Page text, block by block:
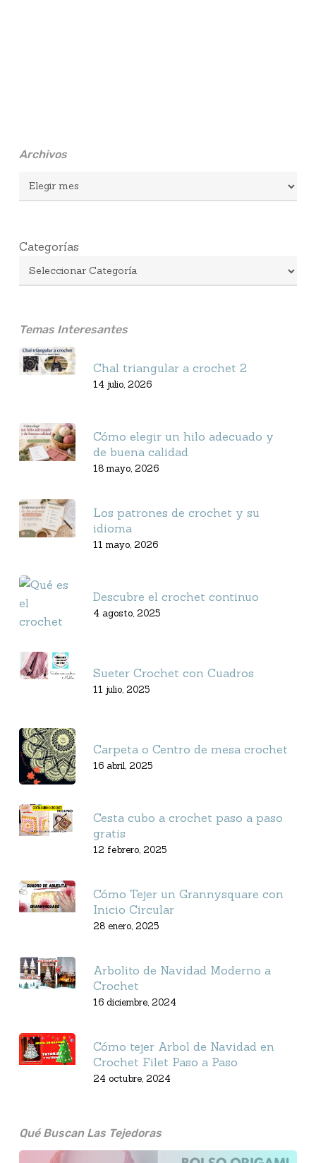
Archivos
Archivos
Categorías
Temas Interesantes
Chal triangular a crochet 2
14 julio, 2026
Cómo elegir un hilo adecuado y
de buena calidad
18 mayo, 2026
Los patrones de crochet y su
idioma
11 mayo, 2026
Descubre el crochet continuo
4 agosto, 2025
Sueter Crochet con Cuadros
11 julio, 2025
Carpeta o Centro de mesa crochet
16 abril, 2025
Cesta cubo a crochet paso a paso
gratis
12 febrero, 2025
Cómo Tejer un Grannysquare con
Inicio Circular
28 enero, 2025
Arbolito de Navidad Moderno a
Crochet
16 diciembre, 2024
Cómo tejer Arbol de Navidad en
Crochet Filet Paso a Paso
24 octubre, 2024
Qué Buscan Las Tejedoras